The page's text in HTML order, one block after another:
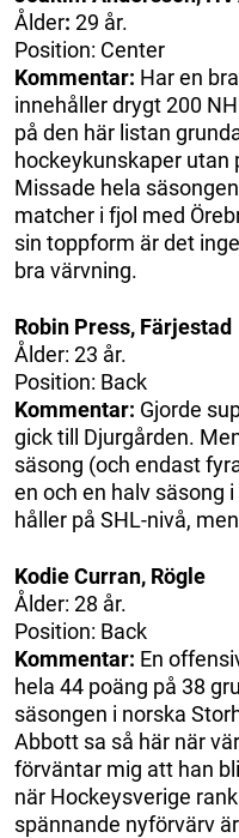
Ålder: 29 år.
Position: Center
Kommentar: Har en
innehåller drygt 200
på den här listan
hockeykunskaper utan
Missade hela
matcher i fjol med
sin toppform är det
bra värvning.
Robin Press, Färjestad
Ålder: 23 år.
Position: Back
Kommentar: Gjorde
gick till Djurgården.
säsong (och endast
en och en halv säsong
håller på SHL-nivå,
Kodie Curran, Rögle
Ålder: 28 år.
Position: Back
Kommentar: En
hela 44 poäng på 38
säsongen i norska
Abbott sa så här när
förväntar mig att han
när Hockeysverige
spännande nyförvärv